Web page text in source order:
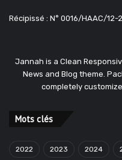
Récipissé : N° 0016/HAAC/
Jannah is a Clean
News and Blog theme.
completely
Mots clés
2022 2023 2024